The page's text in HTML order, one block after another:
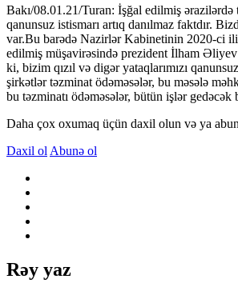
Bakı/08.01.21/Turan: İşğal edilmiş
qanunsuz istismarı artıq danılmaz faktdır.
var.Bu barədə Nazirlər Kabinetinin 2020-ci
edilmiş müşavirəsində prezident İlham
ki, bizim qızıl və digər yataqlarımızı
şirkətlər təzminat ödəməsələr, bu məsələ
bu təzminatı ödəməsələr, bütün işlər gedəcək
Daha çox oxumaq üçün daxil olun və ya
Daxil ol Abunə ol
Rəy yaz